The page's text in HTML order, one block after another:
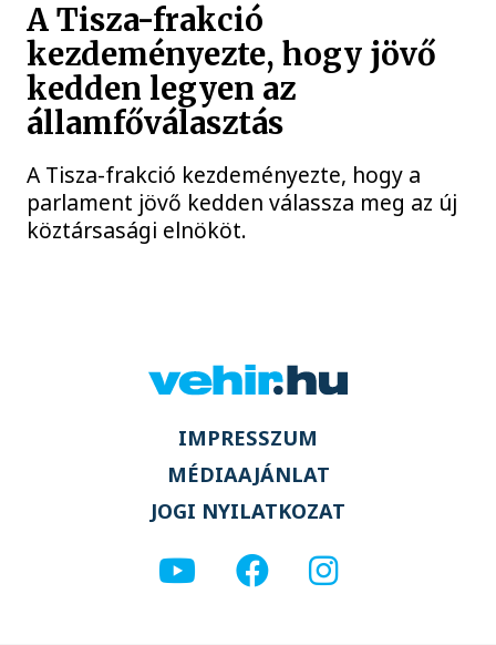
A Tisza-frakció
kezdeményezte, hogy jövő
kedden legyen az
államfőválasztás
A Tisza-frakció kezdeményezte, hogy a
parlament jövő kedden válassza meg az új
köztársasági elnököt.
IMPRESSZUM
MÉDIAAJÁNLAT
JOGI NYILATKOZAT